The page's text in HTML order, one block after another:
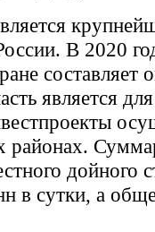
В 2020
составляет
является
районах.
дойного
в сутки, а